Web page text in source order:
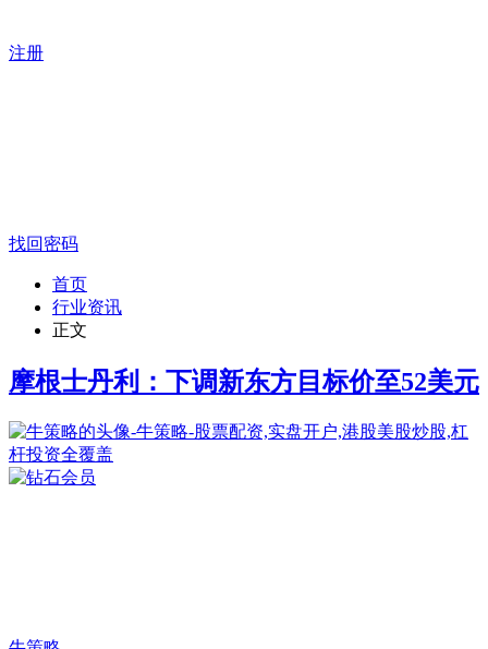
注册
找回密码
首页
行业资讯
正文
摩根士丹利：下调新东方目标价至52美元